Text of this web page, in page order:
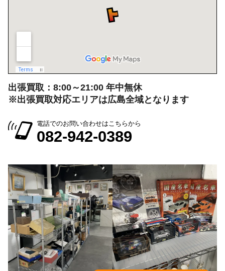
出張買取：8:00～21:00 年中無休
※出張買取対応エリアは広島全域となります
電話でのお問い合わせはこちらから
082-942-0389